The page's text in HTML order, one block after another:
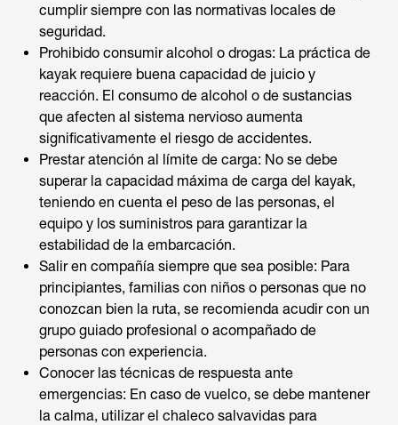
cumplir siempre con las normativas locales de
seguridad.
Prohibido consumir alcohol o drogas: La práctica de
kayak requiere buena capacidad de juicio y
reacción. El consumo de alcohol o de sustancias
que afecten al sistema nervioso aumenta
significativamente el riesgo de accidentes.
Prestar atención al límite de carga: No se debe
superar la capacidad máxima de carga del kayak,
teniendo en cuenta el peso de las personas, el
equipo y los suministros para garantizar la
estabilidad de la embarcación.
Salir en compañía siempre que sea posible: Para
principiantes, familias con niños o personas que no
conozcan bien la ruta, se recomienda acudir con un
grupo guiado profesional o acompañado de
personas con experiencia.
Conocer las técnicas de respuesta ante
emergencias: En caso de vuelco, se debe mantener
la calma, utilizar el chaleco salvavidas para